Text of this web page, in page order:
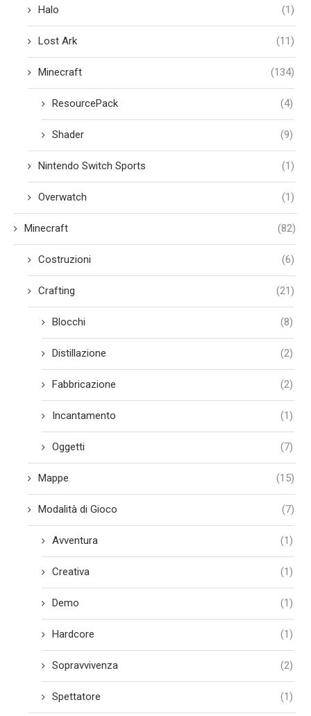
Halo (1)
Lost Ark (11)
Minecraft (134)
ResourcePack (4)
Shader (9)
Nintendo Switch Sports (1)
Overwatch (1)
Minecraft (82)
Costruzioni (6)
Crafting (21)
Blocchi (8)
Distillazione (2)
Fabbricazione (2)
Incantamento (1)
Oggetti (7)
Mappe (15)
Modalità di Gioco (7)
Avventura (1)
Creativa (1)
Demo (1)
Hardcore (1)
Sopravvivenza (2)
Spettatore (1)